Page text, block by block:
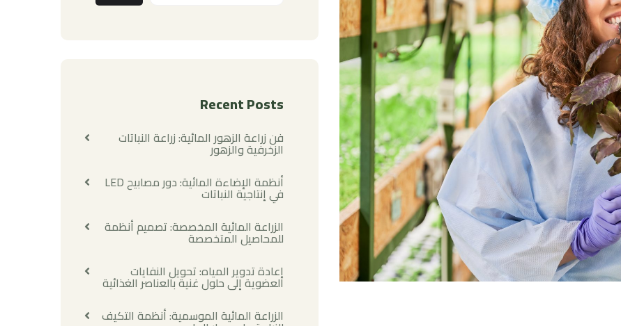
Recent Posts
فن زراعة الزهور المائية: زراعة النباتات
الزخرفية والزهور
أنظمة الإضاءة المائية: دور مصابيح LED
في إنتاجية النباتات
الزراعة المائية المخصصة: تصميم أنظمة
للمحاصيل المتخصصة
إعادة تدوير المياه: تحويل النفايات
العضوية إلى حلول غنية بالعناصر الغذائية
الزراعة المائية الموسمية: أنظمة التكيف